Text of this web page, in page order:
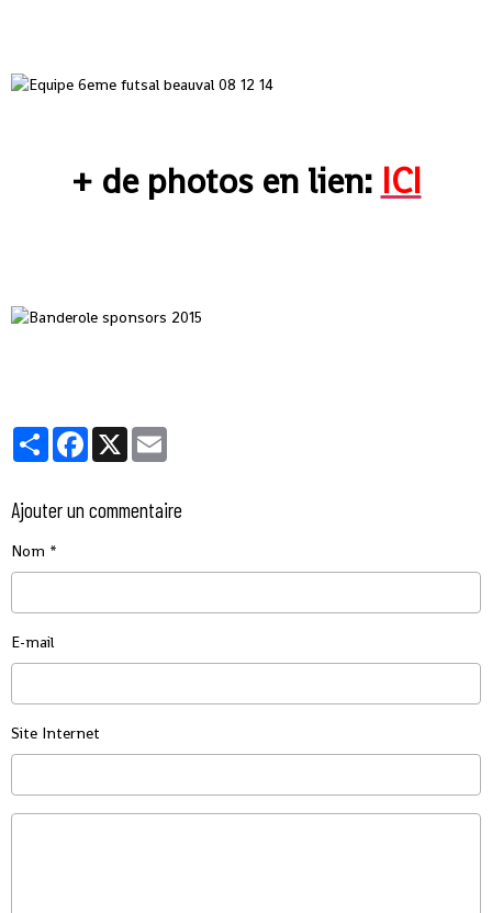
+ de photos en lien: ICI
PartagerFacebook
X
Ajouter un commentaire
Nom
E-mail
Site Internet